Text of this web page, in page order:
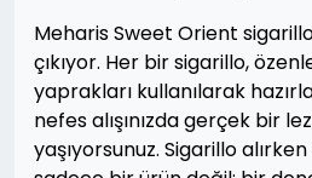
Meharis Sweet Orient
çıkıyor. Her bir sigarillo,
yaprakları kullanılarak
nefes alışınızda gerçek bir
yaşıyorsunuz. Sigarillo alırken